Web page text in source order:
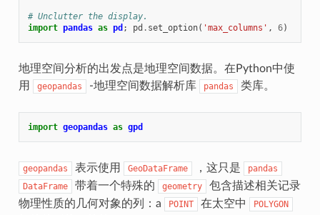
# Unclutter the display.
import pandas as pd ; pd . set_option( 'max_columns' , 6)
地理空间分析的出发点是地理空间数据。在Python中使
用
geopandas -地理空间数据解析库 pandas 类库。
import geopandas as gpd
geopandas 表示使用 GeoDataFrame ，这只是
pandas
DataFrame
带着一个特殊的 geometry
包含描述相关记录
物理性质的几何对象的列：a
POINT 在太空中 POLYGON